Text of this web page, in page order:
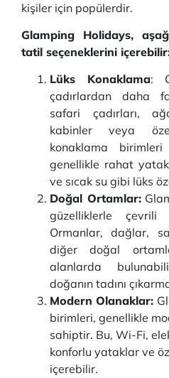
kişiler için popülerdir.
Glamping Holidays,
tatil seçeneklerini
Lüks Konaklama:
çadırlardan daha
safari çadırları,
kabinler veya
konaklama
genellikle rahat
ve sıcak su gibi lüks
Doğal Ortamlar:
güzelliklerle çevrili
Ormanlar, dağlar,
diğer doğal
alanlarda
doğanın tadını
Modern Olanaklar:
birimleri, genellikle
sahiptir. Bu, Wi-Fi,
konforlu yataklar ve
içerebilir.